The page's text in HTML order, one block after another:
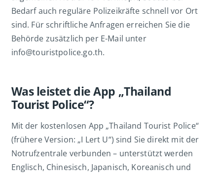
Bedarf auch reguläre Polizeikräfte schnell vor Ort
sind. Für schriftliche Anfragen erreichen Sie die
Behörde zusätzlich per E-Mail unter
info@touristpolice.go.th.
Was leistet die App „Thailand
Tourist Police“?
Mit der kostenlosen App „Thailand Tourist Police“
(frühere Version: „I Lert U“) sind Sie direkt mit der
Notrufzentrale verbunden – unterstützt werden
Englisch, Chinesisch, Japanisch, Koreanisch und